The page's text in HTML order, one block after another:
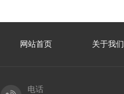
网站首页 关于我们
电话